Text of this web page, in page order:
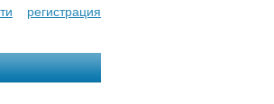
регистрация